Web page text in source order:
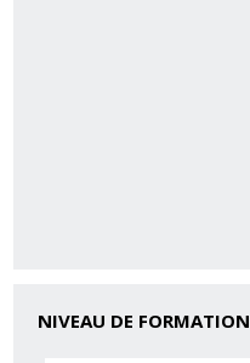
NIVEAU DE FORMATION